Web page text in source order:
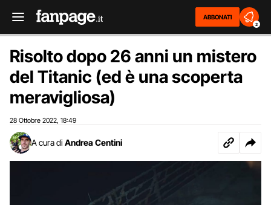
ABBONATI
2
Risolto dopo 26 anni un mistero
del Titanic (ed è una scoperta
meravigliosa)
28 Ottobre 2022 18:49
A cura di Andrea Centini